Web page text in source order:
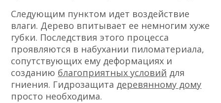
Следующим пунктом идет воздействие
влаги. Дерево впитывает ее немногим хуже
губки. Последствия этого процесса
проявляются в набухании пиломатериала,
сопутствующих ему деформациях и
созданию благоприятных условий для
гниения. Гидрозащита деревянному дому
просто необходима.